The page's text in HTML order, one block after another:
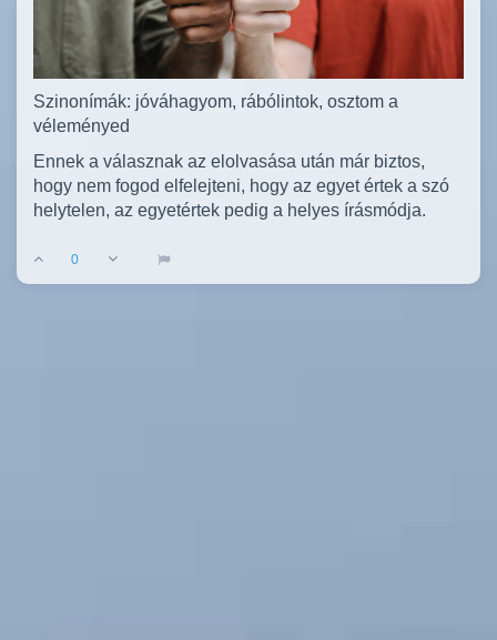
Szinonímák: jóváhagyom, rábólintok, osztom a
véleményed
Ennek a válasznak az elolvasása után már biztos,
hogy nem fogod elfelejteni, hogy az egyet értek a szó
helytelen, az egyetértek pedig a helyes írásmódja.
0